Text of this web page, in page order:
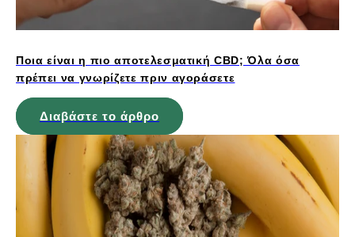
Ποια είναι η πιο αποτελεσματική CBD; Όλα όσα
πρέπει να γνωρίζετε πριν αγοράσετε
Διαβάστε το άρθρο